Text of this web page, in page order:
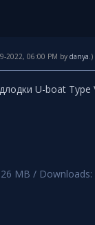
2022, 06:00 PM by danya.)
U-boat Type
MB / Downloads: